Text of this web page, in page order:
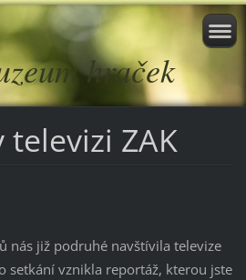
hraček
televizi ZAK
nás již podruhé navštívila televize
setkání vznikla reportáž, kterou jste